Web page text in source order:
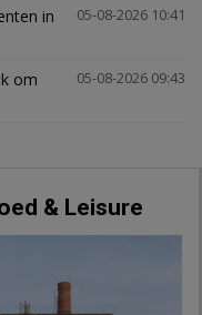
05-08-2026 10:41
in
05-08-2026 09:43
om
& Leisure